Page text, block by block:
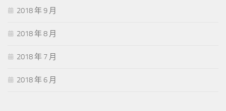
2018 年 9 月
2018 年 8 月
2018 年 7 月
2018 年 6 月